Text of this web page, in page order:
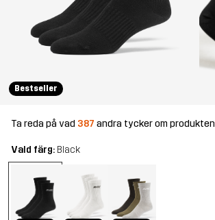
Bestseller
Ta reda på vad 387 andra tycker om produkten
Vald färg: Black